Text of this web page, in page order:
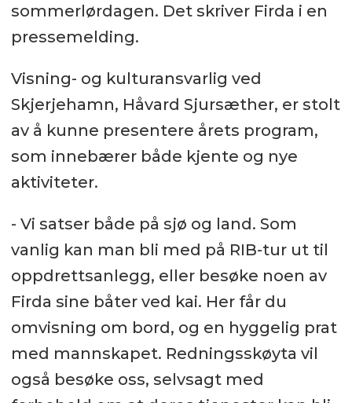
sommerlørdagen. Det skriver Firda i en
pressemelding.
Visning- og kulturansvarlig ved
Skjerjehamn, Håvard Sjursæther, er stolt
av å kunne presentere årets program,
som innebærer både kjente og nye
aktiviteter.
- Vi satser både på sjø og land. Som
vanlig kan man bli med på RIB-tur ut til
oppdrettsanlegg, eller besøke noen av
Firda sine båter ved kai. Her får du
omvisning om bord, og en hyggelig prat
med mannskapet. Redningsskøyta vil
også besøke oss, selvsagt med